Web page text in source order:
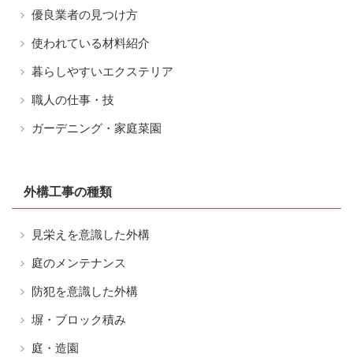
優良業者の見つけ方
使われている材料紹介
暮らしやすいエクステリア
職人の仕事・技
ガーデニング・家庭菜園
外構工事の種類
見栄えを意識した外構
庭のメンテナンス
防犯を意識した外構
塀・ブロック積み
庭・造園